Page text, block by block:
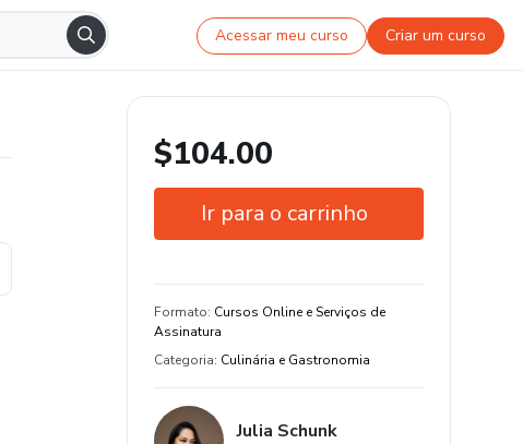
Acessar meu curso Criar um curso
$104.00
Ir para o carrinho
Estude do seu jeito e em qualquer
dispositivo
Formato: Cursos Online e Serviços de
Assinatura
Categoria: Culinária e Gastronomia
Julia Schunk